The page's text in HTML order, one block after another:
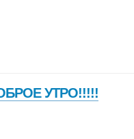
УТРО!!!!!